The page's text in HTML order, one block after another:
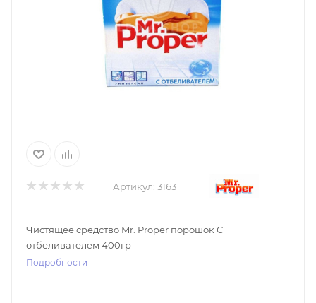
Артикул: 3163
Чистящее средство Mr. Proper порошок С
отбеливателем 400гр
Подробности